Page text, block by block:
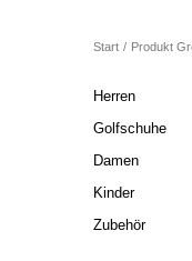
Start / Produkt
Herren
Golfschuhe
Damen
Kinder
Zubehör